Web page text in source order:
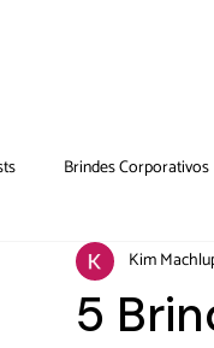
Brindes Corporativos
5
Kim